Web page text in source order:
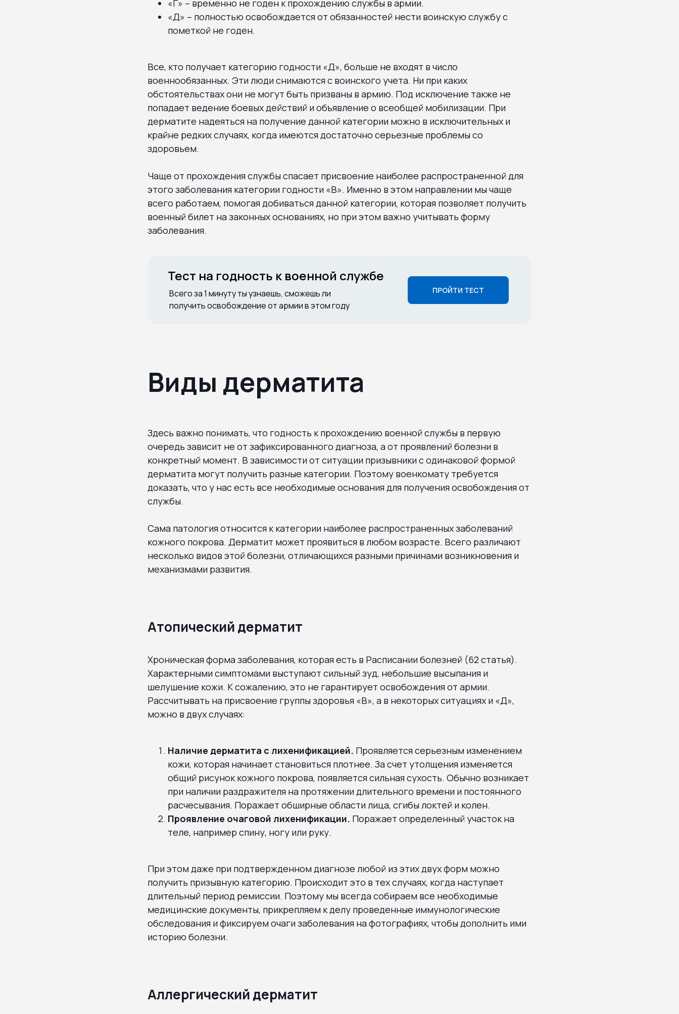
«Г» – временно не годен к прохождению службы в армии.
«Д» – полностью освобождается от обязанностей нести воинскую службу с
пометкой не годен.
Все, кто получает категорию годности «Д», больше не входят в число
военнообязанных. Эти люди снимаются с воинского учета. Ни при каких
обстоятельствах они не могут быть призваны в армию. Под исключение также не
попадает ведение боевых действий и объявление о всеобщей мобилизации. При
дерматите надеяться на получение данной категории можно в исключительных и
крайне редких случаях, когда имеются достаточно серьезные проблемы со
здоровьем.
Чаще от прохождения службы спасает присвоение наиболее распространенной для
этого заболевания категории годности «В». Именно в этом направлении мы чаще
всего работаем, помогая добиваться данной категории, которая позволяет получить
военный билет на законных основаниях, но при этом важно учитывать форму
заболевания.
ПРОЙТИ ТЕСТ
Тест на годность к военной службе
Всего за 1 минуту ты узнаешь, сможешь ли
получить освобождение от армии в этом году
Виды дерматита
Здесь важно понимать, что годность к прохождению военной службы в первую
очередь зависит не от зафиксированного диагноза, а от проявлений болезни в
конкретный момент. В зависимости от ситуации призывники с одинаковой формой
дерматита могут получить разные категории. Поэтому военкомату требуется
доказать, что у нас есть все необходимые основания для получения освобождения от
службы.
Сама патология относится к категории наиболее распространенных заболеваний
кожного покрова. Дерматит может проявиться в любом возрасте. Всего различают
несколько видов этой болезни, отличающихся разными причинами возникновения и
механизмами развития.
Атопический дерматит
Хроническая форма заболевания, которая есть в Расписании болезней (62 статья).
Характерными симптомами выступают сильный зуд, небольшие высыпания и
шелушение кожи. К сожалению, это не гарантирует освобождения от армии.
Рассчитывать на присвоение группы здоровья «В», а в некоторых ситуациях и «Д»,
можно в двух случаях:
Наличие дерматита с лихенификацией. Проявляется серьезным изменением
кожи, которая начинает становиться плотнее. За счет утолщения изменяется
общий рисунок кожного покрова, появляется сильная сухость. Обычно возникает
при наличии раздражителя на протяжении длительного времени и постоянного
расчесывания. Поражает обширные области лица, сгибы локтей и колен.
Проявление очаговой лихенификации. Поражает определенный участок на
теле, например спину, ногу или руку.
При этом даже при подтвержденном диагнозе любой из этих двух форм можно
получить призывную категорию. Происходит это в тех случаях, когда наступает
длительный период ремиссии. Поэтому мы всегда собираем все необходимые
медицинские документы, прикрепляем к делу проведенные иммунологические
обследования и фиксируем очаги заболевания на фотографиях, чтобы дополнить ими
историю болезни.
Аллергический дерматит